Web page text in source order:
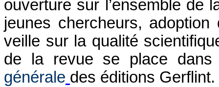
ouverture sur l’ensemble de
jeunes chercheurs, adoption
veille sur la qualité
de la revue se place
générale des éditions Gerflint.